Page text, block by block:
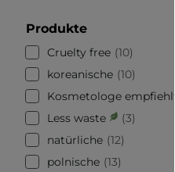
Produkte
Cruelty free 10
koreanische 10
Kosmetologe empfiehlt
Less waste
3
natürliche 12
polnische 13